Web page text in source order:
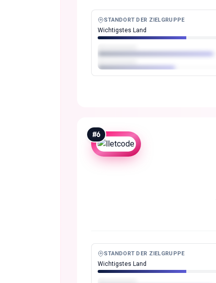
STANDORT DER ZIELGRUPPE
Wichtigstes Land
#6
STANDORT DER ZIELGRUPPE
Wichtigstes Land